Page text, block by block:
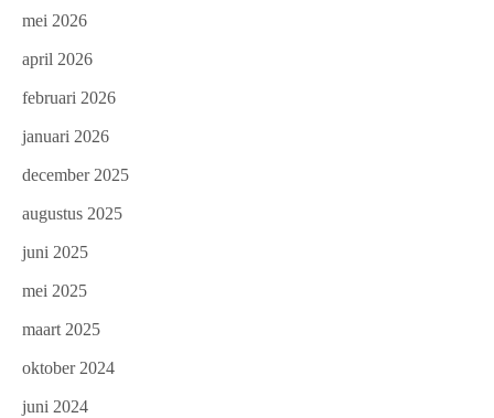
mei 2026
april 2026
februari 2026
januari 2026
december 2025
augustus 2025
juni 2025
mei 2025
maart 2025
oktober 2024
juni 2024